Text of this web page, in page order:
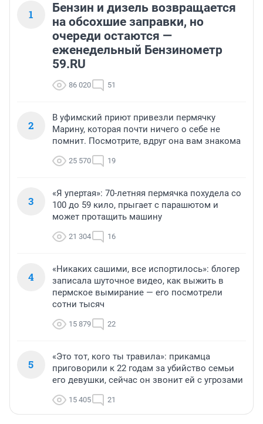
1
Бензин и дизель возвращается
на обсохшие заправки, но
очереди остаются —
еженедельный Бензинометр
59.RU
86 020 51
2
В уфимский приют привезли пермячку
Марину, которая почти ничего о себе не
помнит. Посмотрите, вдруг она вам знакома
25 570 19
3
«Я упертая»: 70-летняя пермячка похудела со
100 до 59 кило, прыгает с парашютом и
может протащить машину
21 304 16
4
«Никаких сашими, все испортилось»: блогер
записала шуточное видео, как выжить в
пермское вымирание — его посмотрели
сотни тысяч
15 879 22
5
«Это тот, кого ты травила»: прикамца
приговорили к 22 годам за убийство семьи
его девушки, сейчас он звонит ей с угрозами
15 405 21